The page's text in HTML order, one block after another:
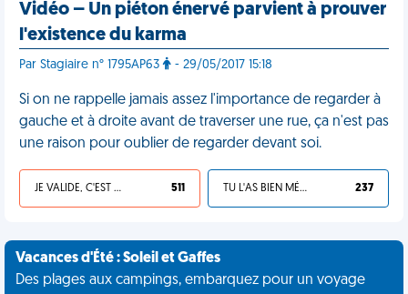
Vidéo – Un piéton énervé parvient à prouver
l'existence du karma
Par Stagiaire n° 1795AP63 - 29/05/2017 15:18
Si on ne rappelle jamais assez l'importance de regarder à
gauche et à droite avant de traverser une rue, ça n'est pas
une raison pour oublier de regarder devant soi.
JE VALIDE, C'EST UNE VDM 511 TU L'AS BIEN MÉRITÉ 237
Vacances d'Été : Soleil et Gaffes
Des plages aux campings, embarquez pour un voyage